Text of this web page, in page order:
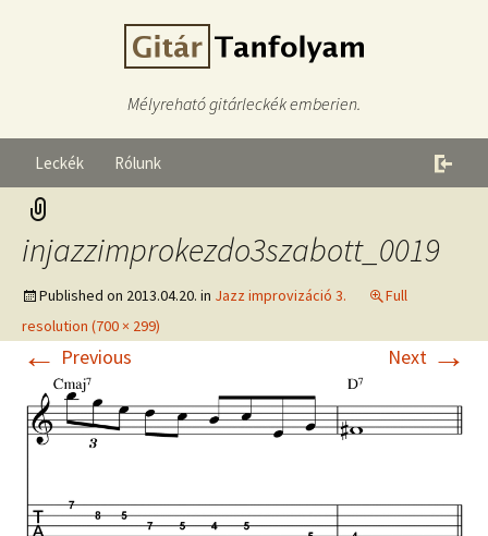
Mélyreható gitárleckék emberien.
Leckék Rólunk
injazzimprokezdo3szabott_0019
Published on 2013.04.20. in Jazz improvizáció 3.
Full
resolution (700 × 299)
← Previous Next →